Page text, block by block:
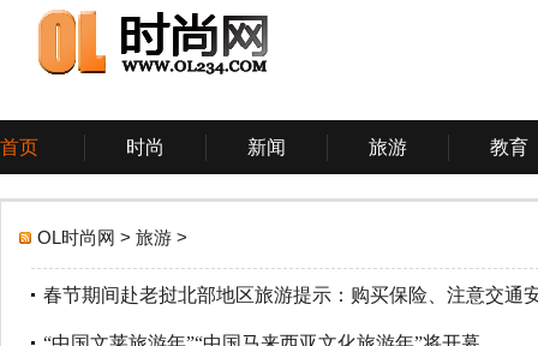
首页 时尚 新闻 旅游 教育
游戏 体育
科技
OL时尚网 > 旅游 >
春节期间赴老挝北部地区旅游提示：购买保险、注意交通